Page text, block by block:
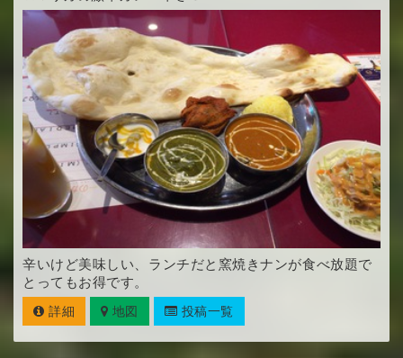
辛いけど美味しい、ランチだと窯焼きナンが食べ放題で
とってもお得です。
詳細 地図 投稿一覧